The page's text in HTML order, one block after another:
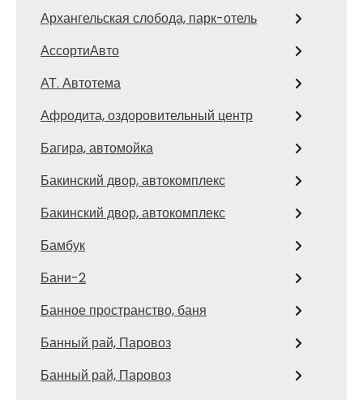
Архангельская слобода, парк-отель
АссортиАвто
АТ. Автотема
Афродита, оздоровительный центр
Багира, автомойка
Бакинский двор, автокомплекс
Бакинский двор, автокомплекс
Бамбук
Бани-2
Банное пространство, баня
Банный рай, Паровоз
Банный рай, Паровоз